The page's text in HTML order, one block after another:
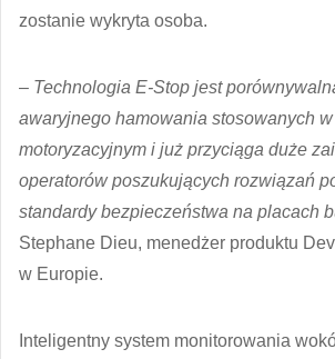
zostanie wykryta osoba.
– Technologia E-Stop jest
awaryjnego hamowania stosowanych
motoryzacyjnym i już przyciąga duże
operatorów poszukujących rozwiązań
standardy bezpieczeństwa na placach
Stephane Dieu, menedżer produktu
w Europie.
Inteligentny system monitorowania